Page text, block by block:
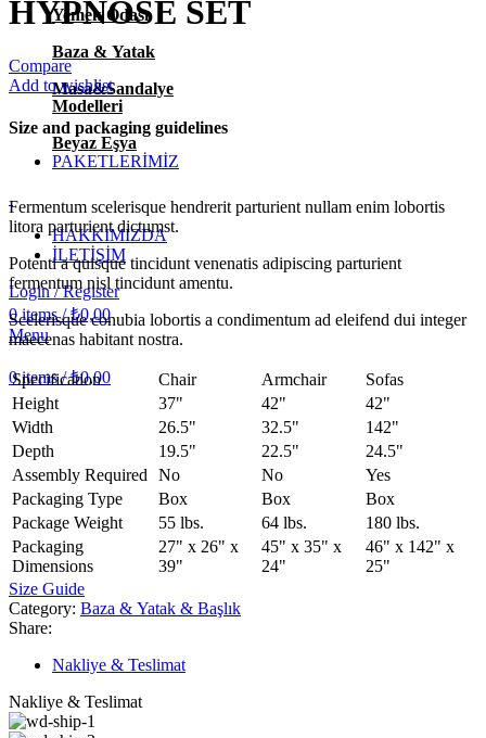
Yemek Odası
Baza & Yatak
Masa&Sandalye
Modelleri
Beyaz Eşya
PAKETLERİMİZ
HAKKIMIZDA
İLETİŞİM
Login / Register
0items / ₺0,00
Menu
0items / ₺0,00
HYPNOSE SET
Compare
Add to wishlist
Size and packaging guidelines
Fermentum scelerisque hendrerit parturient nullam enim lobortis
litora parturient dictumst.
Potenti a quisque tincidunt venenatis adipiscing parturient
fermentum nisl tinciduntamentu.
Scelerisque conubia lobortis a condimentum ad eleifend dui integer
maecenas habitant nostra.
Specification Chair Armchair
Sofas
Height
37" 42"
42"
Width
26.5" 32.5"
142"
Depth
19.5" 22.5"
24.5"
Assembly Required No No
Yes
Packaging Type
Box Box
Box
Package Weight
55 lbs. 64 lbs.
180 lbs.
Packaging
Dimensions
27" x 26" x
39"
45" x 35" x
24"
46" x 142" x
25"
Size Guide
Category: Baza & Yatak & Başlık
Share:
Nakliye & Teslimat
Nakliye & Teslimat